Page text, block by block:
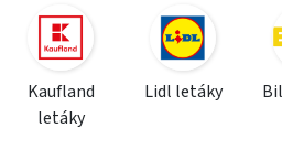
Kaufland
letáky
Lidl letáky